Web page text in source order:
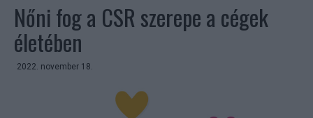
Nőni fog a CSR szerepe a cégek
életében
2022. november 18.